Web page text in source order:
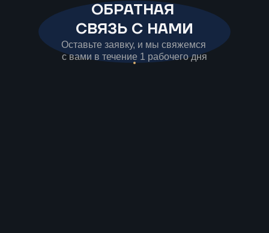
ОБРАТНАЯ
СВЯЗЬ С НАМИ
Оставьте заявку, и мы свяжемся
с вами в течение 1 рабочего дня